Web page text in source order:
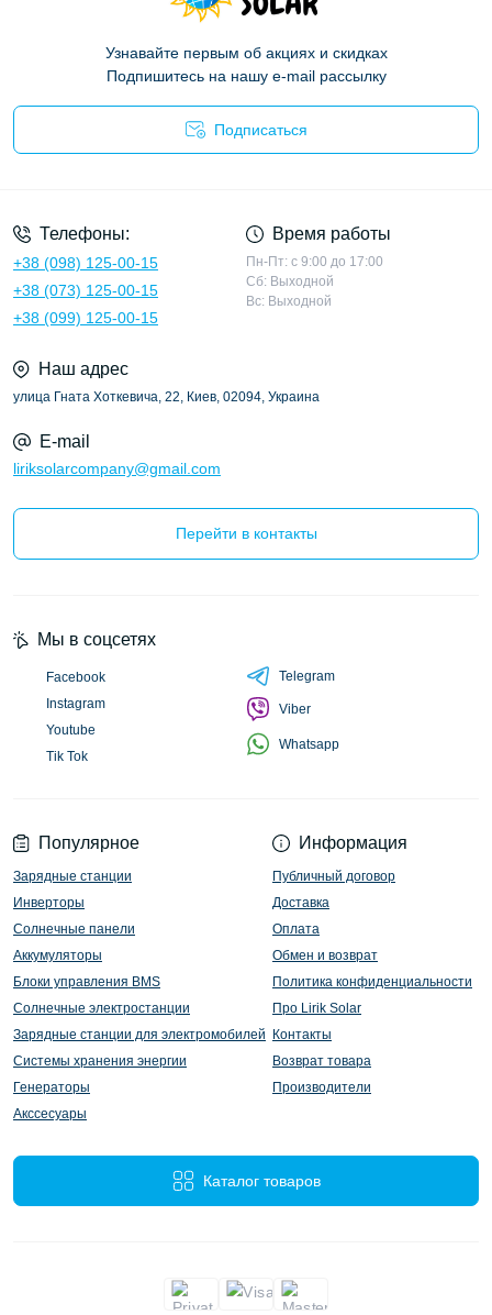
Узнавайте первым об акциях и скидках
Подпишитесь на нашу e-mail рассылку
Подписаться
Телефоны:
+38 (098) 125-00-15
+38 (073) 125-00-15
+38 (099) 125-00-15
Время работы
Пн-Пт: с 9:00 до 17:00
Сб: Выходной
Вс: Выходной
Наш адрес
улица Гната Хоткевича, 22, Киев, 02094, Украина
E-mail
liriksolarcompany@gmail.com
Перейти в контакты
Популярное
Зарядные станции
Инверторы
Солнечные панели
Аккумуляторы
Блоки управления BMS
Солнечные электростанции
Зарядные станции для электромобилей
Системы хранения энергии
Генераторы
Акссесуары
Информация
Публичный договор
Доставка
Оплата
Обмен и возврат
Политика конфиденциальности
Про Lirik Solar
Контакты
Возврат товара
Производители
Каталог товаров
Мы в соцсетях
Facebook
Instagram
Youtube
Tik Tok
Telegram
Viber
Whatsapp